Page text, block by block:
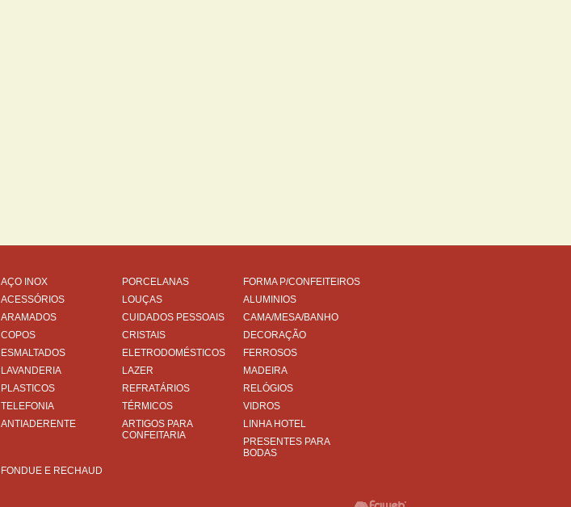
AÇO INOX PORCELANAS
FORMA P/CONFEITEIROS
ACESSÓRIOS
LOUÇAS
ALUMINIOS
ARAMADOS
CUIDADOS PESSOAIS
CAMA/MESA/BANHO
COPOS
CRISTAIS
DECORAÇÃO
ESMALTADOS
ELETRODOMÉSTICOS
FERROSOS
LAVANDERIA
LAZER
MADEIRA
PLASTICOS
REFRATÁRIOS
RELÓGIOS
TELEFONIA
TÉRMICOS
VIDROS
ANTIADERENTE
ARTIGOS PARA
CONFEITARIA
LINHA HOTEL
PRESENTES PARA
BODAS
FONDUE E RECHAUD